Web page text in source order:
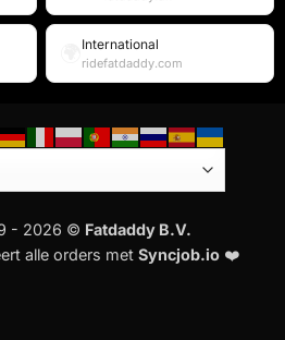
International
ridefatdaddy.com
- 2026 © Fatdaddy B.V.
alle orders met Syncjob.io ❤️